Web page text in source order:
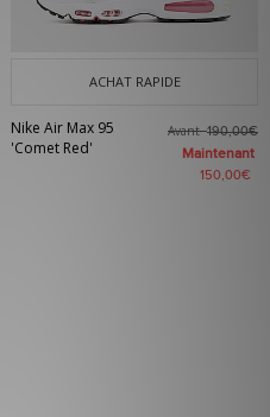
ACHAT RAPIDE
Nike Air Max 95
'Comet Red'
Avant190,00€
Maintenant
150,00€